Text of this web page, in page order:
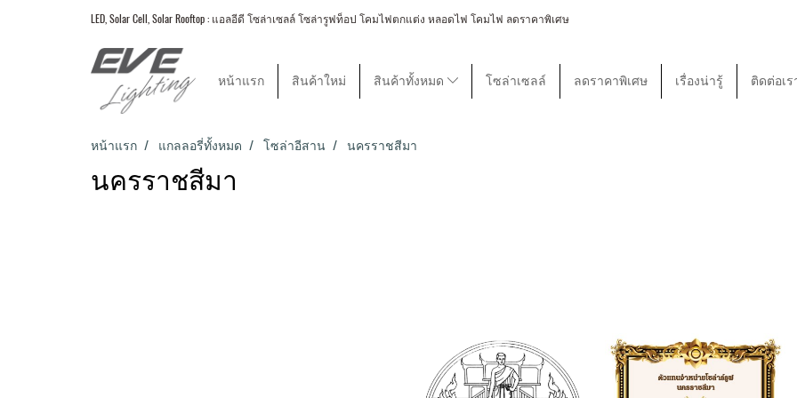
LED, Solar Cell, Solar Rooftop : แอลอีดี โซล่าเซลล์ โซล่ารูฟท็อป โคมไฟตกแต่ง หลอดไฟ โคมไฟ ลดราคาพิเศษ
หน้าแรก สินค้าใหม่ สินค้าทั้งหมด โซล่าเซลล์ ลดราคาพิเศษ เรื่องน่ารู้ ติดต่อเร
หน้าแรก แกลลอรี่ทั้งหมด โซล่าอีสาน นครราชสีมา
นครราชสีมา